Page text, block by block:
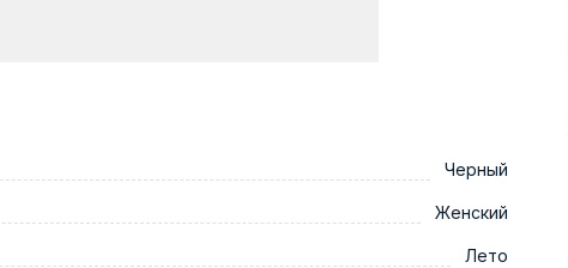
Черный
Женский
Лето